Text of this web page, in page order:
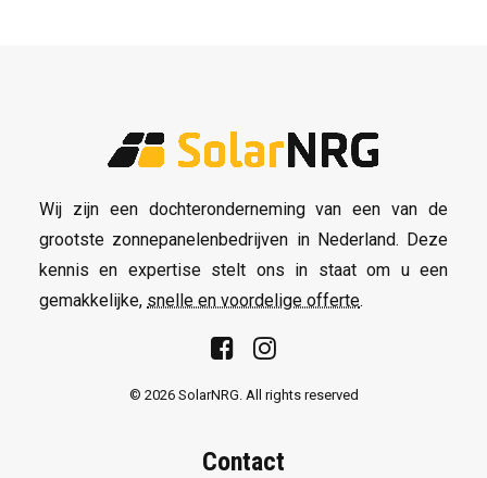
Wij zijn een dochteronderneming van een van de
grootste zonnepanelenbedrijven in Nederland. Deze
kennis en expertise stelt ons in staat om u een
gemakkelijke, snelle en voordelige offerte.
© 2026 SolarNRG. All rights reserved
Contact